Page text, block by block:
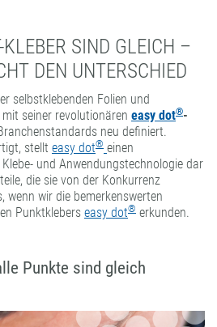
SIND GLEICH –
DEN UNTERSCHIED
selbstklebenden Folien und
seiner revolutionären easy dot®-
neu definiert.
stellt easy dot® einen
und Anwendungstechnologie dar
die sie von der Konkurrenz
wenn wir die bemerkenswerten
Punktklebers easy dot® erkunden.
Punkte sind gleich